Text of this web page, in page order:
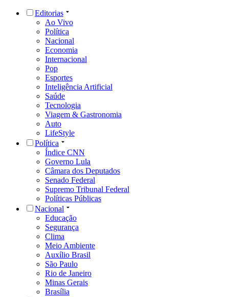
Editorias
Ao Vivo
Política
Nacional
Economia
Internacional
Pop
Esportes
Inteligência Artificial
Saúde
Tecnologia
Viagem & Gastronomia
Auto
LifeStyle
Política
Índice CNN
Governo Lula
Câmara dos Deputados
Senado Federal
Supremo Tribunal Federal
Políticas Públicas
Nacional
Educação
Segurança
Clima
Meio Ambiente
Auxílio Brasil
São Paulo
Rio de Janeiro
Minas Gerais
Brasília